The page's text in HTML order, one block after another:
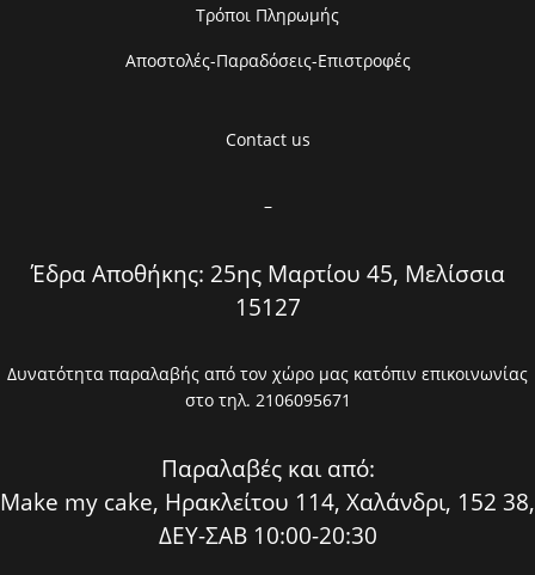
Τρόποι Πληρωμής
Αποστολές-Παραδόσεις-Επιστροφές
Contact us
–
Έδρα Αποθήκης: 25ης Μαρτίου 45, Μελίσσια
15127
Δυνατότητα παραλαβής από τον χώρο μας κατόπιν επικοινωνίας
στο τηλ. 2106095671
Παραλαβές και από:
Make my cake, Ηρακλείτου 114, Χαλάνδρι, 152 38,
ΔΕΥ-ΣΑΒ 10:00-20:30